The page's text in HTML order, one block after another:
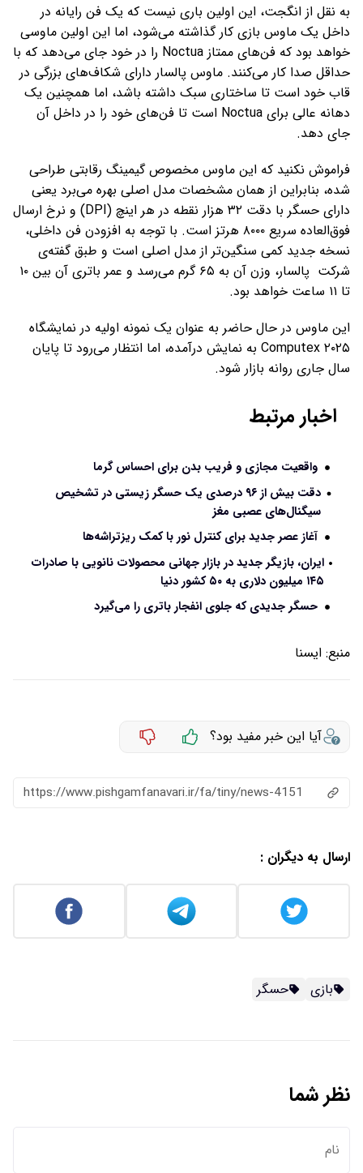
به نقل از انگجت، این اولین باری نیست که یک فن رایانه در
داخل یک ماوس بازی کار گذاشته می‌شود، اما این اولین ماوسی
خواهد بود که فن‌های ممتاز Noctua را در خود جای می‌دهد که با
حداقل صدا کار می‌کنند. ماوس پالسار دارای شکاف‌های بزرگی در
قاب خود است تا ساختاری سبک داشته باشد، اما همچنین یک
دهانه عالی برای Noctua است تا فن‌های خود را در داخل آن
جای دهد.
فراموش نکنید که این ماوس مخصوص گیمینگ رقابتی طراحی
شده، بنابراین از همان مشخصات مدل اصلی بهره می‌برد یعنی
دارای حسگر با دقت ۳۲ هزار نقطه در هر اینچ (DPI) و نرخ ارسال
فوق‌العاده سریع ۸۰۰۰ هرتز است. با توجه به افزودن فن داخلی،
نسخه جدید کمی سنگین‌تر از مدل اصلی است و طبق گفته‌ی
شرکت پالسار، وزن آن به ۶۵ گرم می‌رسد و عمر باتری آن بین ۱۰
تا ۱۱ ساعت خواهد بود.
این ماوس در حال حاضر به عنوان یک نمونه اولیه در نمایشگاه
Computex ۲۰۲۵ به نمایش درآمده، اما انتظار می‌رود تا پایان
سال جاری روانه بازار شود.
اخبار مرتبط
واقعیت مجازی و فریب بدن برای احساس گرما
دقت بیش از ۹۶ درصدی یک حسگر زیستی در تشخیص
سیگنال‌های عصبی مغز
آغاز عصر جدید برای کنترل نور با کمک ریزتراشه‌ها
ایران، بازیگر جدید در بازار جهانی محصولات نانویی با صادرات
۱۴۵ میلیون دلاری به ۵۰ کشور دنیا
حسگر جدیدی که جلوی انفجار باتری را می‌گیرد
منبع: ايسنا
آیا این خبر مفید بود؟
https://www.pishgamfanavari.ir/fa/tiny/news-4151
ارسال به دیگران :
بازی حسگر
نظر شما